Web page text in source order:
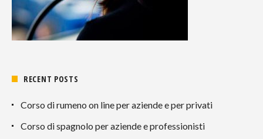
RECENT POSTS
Corso di rumeno on line per aziende e per privati
Corso di spagnolo per aziende e professionisti